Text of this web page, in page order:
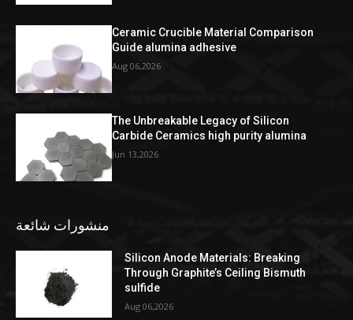
Ceramic Crucible Material Comparison
Guide alumina adhesive
Aug 06,2026
The Unbreakable Legacy of Silicon
Carbide Ceramics high purity alumina
Jun 13,2026
منشورات شائعة
Silicon Anode Materials: Breaking
Through Graphite’s Ceiling Bismuth
sulfide
Aug 06,2026